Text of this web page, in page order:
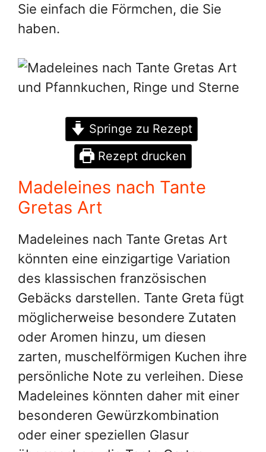
Sie einfach die Förmchen, die Sie
haben.
Springe zu Rezept
Rezept drucken
Madeleines nach Tante
Gretas Art
Madeleines nach Tante Gretas Art
könnten eine einzigartige Variation
des klassischen französischen
Gebäcks darstellen. Tante Greta fügt
möglicherweise besondere Zutaten
oder Aromen hinzu, um diesen
zarten, muschelförmigen Kuchen ihre
persönliche Note zu verleihen. Diese
Madeleines könnten daher mit einer
besonderen Gewürzkombination
oder einer speziellen Glasur